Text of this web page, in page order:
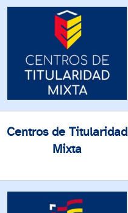
Centros de Titularidad
Mixta